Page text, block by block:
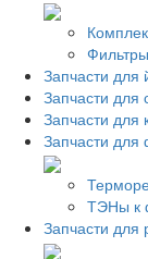
Запчасти для
Запчасти для
Запчасти для
Запчасти
ТЭНы к
Запчасти для